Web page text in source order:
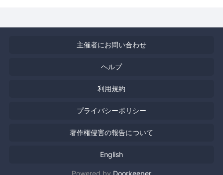
主催者にお問い合わせ
ヘルプ
利用規約
プライバシーポリシー
著作権侵害の報告について
English